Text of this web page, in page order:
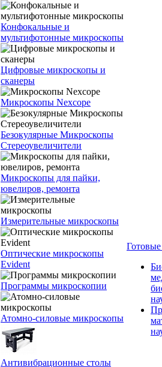
Конфокальные и
мультифотонные микроскопы
Цифровые микроскопы и
сканеры
Микроскопы Nexcope
Безокулярные Микроскопы
Стереоувеличители
Микроскопы для пайки,
ювелиров, ремонта
Измерительные микроскопы
Оптические микроскопы
Evident
Программы микроскопии
Атомно-силовые микроскопы
Антивибрационные столы